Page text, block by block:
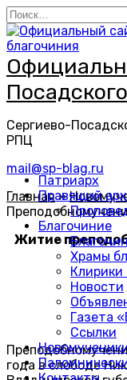
Перейти
к
содержанию
Search
for:
Сергиево-
РПЦ
mail@sp-blag.ru
Патриарх
Правящий
Благочиние
Храмы
Клирики
Новости
Газета
Ссылки
Главная »
Житие
года в слободе